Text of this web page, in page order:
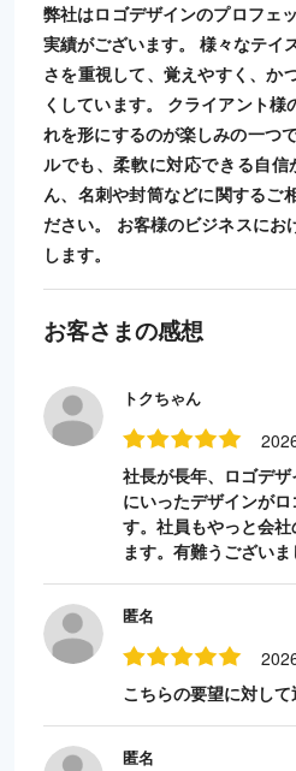
弊社はロゴデザインのプロフェ
実績がございます。 様々なテイ
さを重視して、覚えやすく、か
くしています。 クライアント
れを形にするのが楽しみの一つ
ルでも、柔軟に対応できる自
ん、名刺や封筒などに関するご
ださい。 お客様のビジネスにお
します。
お客さまの感想
トクちゃん
社長が長年、ロゴデ
にいったデザインが
す。社員もやっと会
ます。有難うございま
匿名
こちらの要望に対して
匿名